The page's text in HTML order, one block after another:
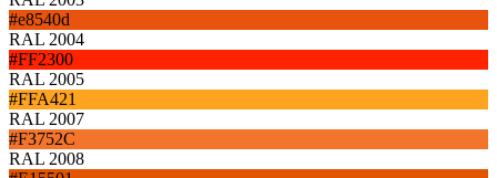
#e8540d
RAL 2004
#FF2300
RAL 2005
#FFA421
RAL 2007
#F3752C
RAL 2008